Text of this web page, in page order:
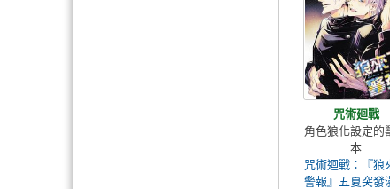
咒術廻戰
角色狼化設定的
本
咒術迴戰：『狼
警報』五夏突發